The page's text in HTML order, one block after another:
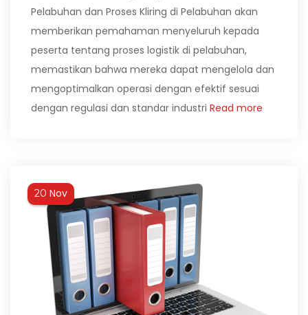
Pelabuhan dan Proses Kliring di Pelabuhan akan
memberikan pemahaman menyeluruh kepada
peserta tentang proses logistik di pelabuhan,
memastikan bahwa mereka dapat mengelola dan
mengoptimalkan operasi dengan efektif sesuai
dengan regulasi dan standar industri Read more
20 Nov